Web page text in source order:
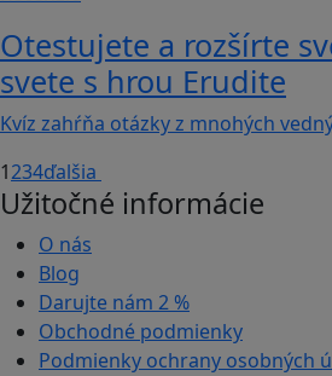
Otestujete a rozšírte
svete s hrou Erudite
Kvíz zahŕňa otázky z mnohých
1234ďalšia
Užitočné informácie
O nás
Blog
Darujte nám 2 %
Obchodné podmienky
Podmienky ochrany osobných